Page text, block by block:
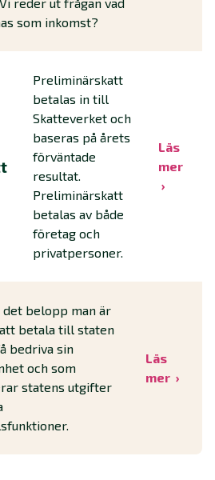
som inkomst?
Preliminärskatt
betalas in till
Skatteverket och
baseras på årets
förväntade
resultat.
Preliminärskatt
betalas av både
företag och
privatpersoner.
Läs
mer
det belopp man är
betala till staten
bedriva sin
och som
statens utgifter
Läs
mer